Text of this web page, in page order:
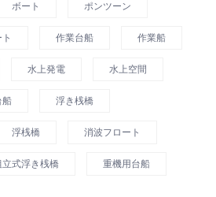
ボート ポンツーン
作業台船 作業船
水上発電 水上空間
船 浮き桟橋
浮桟橋 消波フロート
立式浮き桟橋 重機用台船